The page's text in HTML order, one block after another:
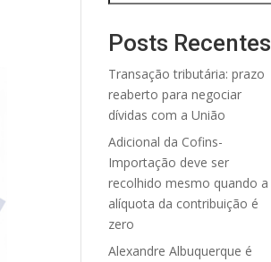
Posts Recentes
Transação tributária: prazo
reaberto para negociar
dívidas com a União
Adicional da Cofins-
Importação deve ser
recolhido mesmo quando a
alíquota da contribuição é
zero
Alexandre Albuquerque é